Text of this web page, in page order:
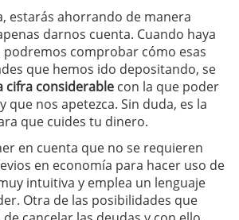
estarás ahorrando de manera
darnos cuenta. Cuando haya
comprobar cómo esas
que hemos ido depositando, se
cifra considerable con la que poder
que nos apetezca. Sin duda, es la
que cuides tu dinero.
en cuenta que no se requieren
en economía para hacer uso de
intuitiva y emplea un lenguaje
Otra de las posibilidades que